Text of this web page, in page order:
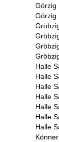
Görzig
Görzig
Halle
Halle
Halle
Halle
Halle
Halle
Halle